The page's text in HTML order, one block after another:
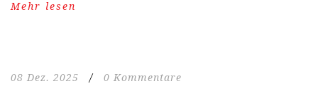
Mehr lesen
08 Dez. 2025 / 0 Kommentare